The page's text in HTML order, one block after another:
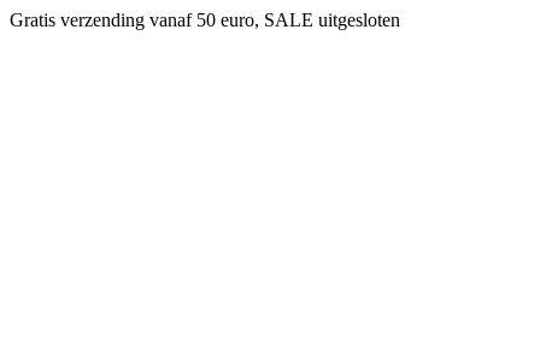
Gratis verzending vanaf 50 euro, SALE uitgesloten